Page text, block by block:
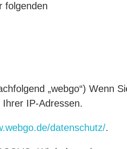
folgenden
„webgo“) Wenn
IP-Adressen.
datenschutz/.